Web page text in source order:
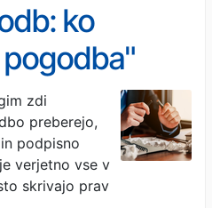
ko
ki vas lahko
zdi
preberejo,
podpisno
verjetno vse v
skrivajo prav